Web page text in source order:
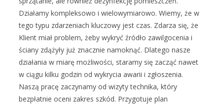
Działamy kompleksowo i wielowymiarowo. Wiemy, że w
tego typu zdarzeniach kluczowy jest czas. Zdarza się, że
Klient miał problem, żeby wykryć źródło zawilgocenia i
ściany zdążyły już znacznie namoknąć. Dlatego nasze
działania w miarę możliwości, staramy się zacząć nawet
w ciągu kilku godzin od wykrycia awarii i zgłoszenia.
Naszą pracę zaczynamy od wizyty technika, który
bezpłatnie oceni zakres szkód. Przygotuje plan